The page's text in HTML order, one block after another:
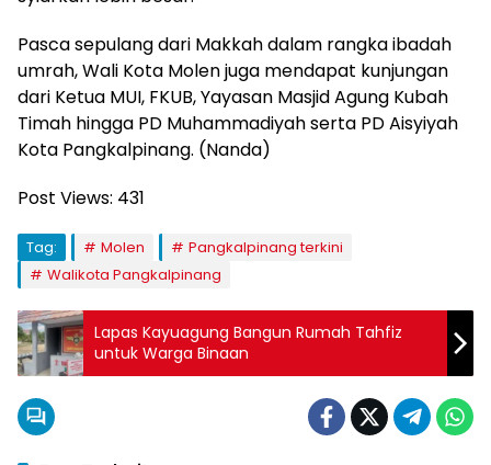
Pasca sepulang dari Makkah dalam rangka ibadah
umrah, Wali Kota Molen juga mendapat kunjungan
dari Ketua MUI, FKUB, Yayasan Masjid Agung Kubah
Timah hingga PD Muhammadiyah serta PD Aisyiyah
Kota Pangkalpinang. (Nanda)
Post Views: 431
Tag: Molen
Pangkalpinang terkini
Walikota Pangkalpinang
Lapas Kayuagung Bangun Rumah Tahfiz
untuk Warga Binaan